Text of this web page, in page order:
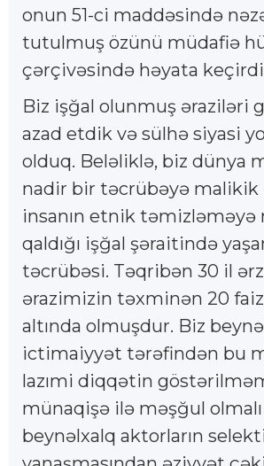
onun 51-ci maddəsində
tutulmuş özünü müdafiə
çərçivəsində həyata
Biz işğal olunmuş əraziləri
azad etdik və sülhə siyasi
olduq. Beləliklə, biz dünya
nadir bir təcrübəyə malikik
insanın etnik təmizləməyə
qaldığı işğal şəraitində
təcrübəsi. Təqribən 30 il
ərazimizin təxminən 20
altında olmuşdur. Biz
ictimaiyyət tərəfindən bu
lazımi diqqətin
münaqişə ilə məşğul
beynəlxalq aktorların